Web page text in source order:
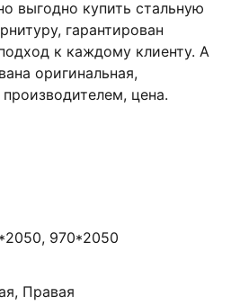
выгодно купить стальную
гарантирован
к каждому клиенту. А
оригинальная,
цена.
970*2050
Правая